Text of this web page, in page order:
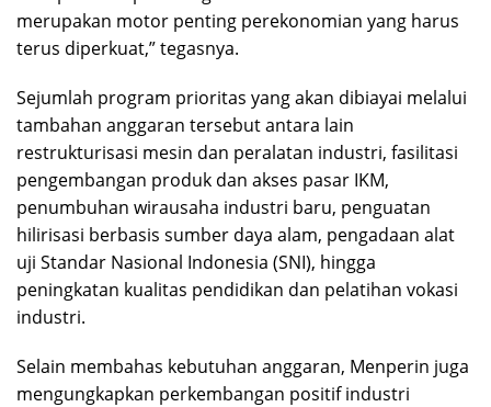
merupakan motor penting perekonomian yang harus
terus diperkuat,” tegasnya.
Sejumlah program prioritas yang akan dibiayai melalui
tambahan anggaran tersebut antara lain
restrukturisasi mesin dan peralatan industri, fasilitasi
pengembangan produk dan akses pasar IKM,
penumbuhan wirausaha industri baru, penguatan
hilirisasi berbasis sumber daya alam, pengadaan alat
uji Standar Nasional Indonesia (SNI), hingga
peningkatan kualitas pendidikan dan pelatihan vokasi
industri.
Selain membahas kebutuhan anggaran, Menperin juga
mengungkapkan perkembangan positif industri